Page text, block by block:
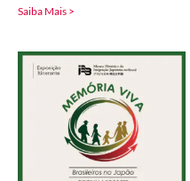
Saiba Mais >